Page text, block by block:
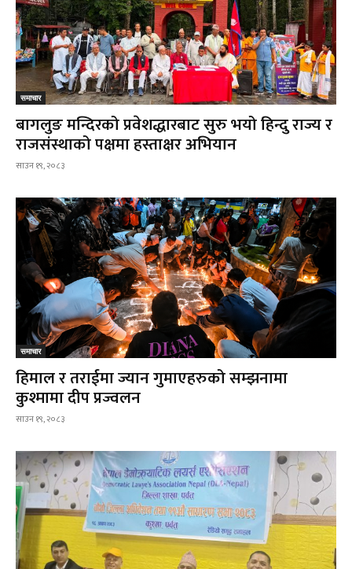
समाचार
बागलुङ मन्दिरको प्रवेशद्धारबाट सुरु भयो हिन्दु राज्य र
राजसंस्थाको पक्षमा हस्ताक्षर अभियान
साउन १९, २०८३
समाचार
हिमाल र तराईमा ज्यान गुमाएहरुको सम्झनामा
कुश्मामा दीप प्रज्वलन
साउन १९, २०८३